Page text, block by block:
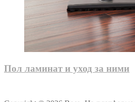
Пол ламинат и уход за ними